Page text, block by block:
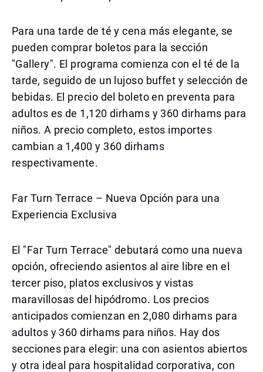
Para una tarde de té y cena más elegante, se
pueden comprar boletos para la sección
"Gallery". El programa comienza con el té de la
tarde, seguido de un lujoso buffet y selección de
bebidas. El precio del boleto en preventa para
adultos es de 1,120 dirhams y 360 dirhams para
niños. A precio completo, estos importes
cambian a 1,400 y 360 dirhams
respectivamente.
Far Turn Terrace – Nueva Opción para una
Experiencia Exclusiva
El "Far Turn Terrace" debutará como una nueva
opción, ofreciendo asientos al aire libre en el
tercer piso, platos exclusivos y vistas
maravillosas del hipódromo. Los precios
anticipados comienzan en 2,080 dirhams para
adultos y 360 dirhams para niños. Hay dos
secciones para elegir: una con asientos abiertos
y otra ideal para hospitalidad corporativa, con